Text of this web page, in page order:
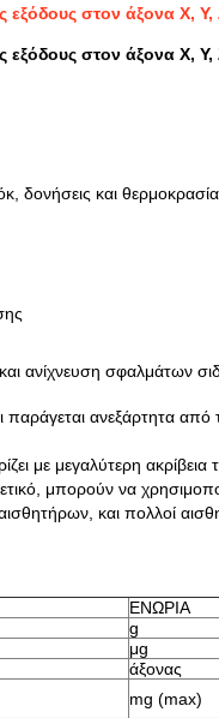
στον άξονα X,
στον άξονα X,
δονήσεις και
ανίχνευση σφαλμάτων
παράγεται ανεξάρτητα
με μεγαλύτερη ακρίβεια
μπορούν να
και πολλοί
ΕΝΩΡΙΑ
g
μg
άξονας
mg (max)